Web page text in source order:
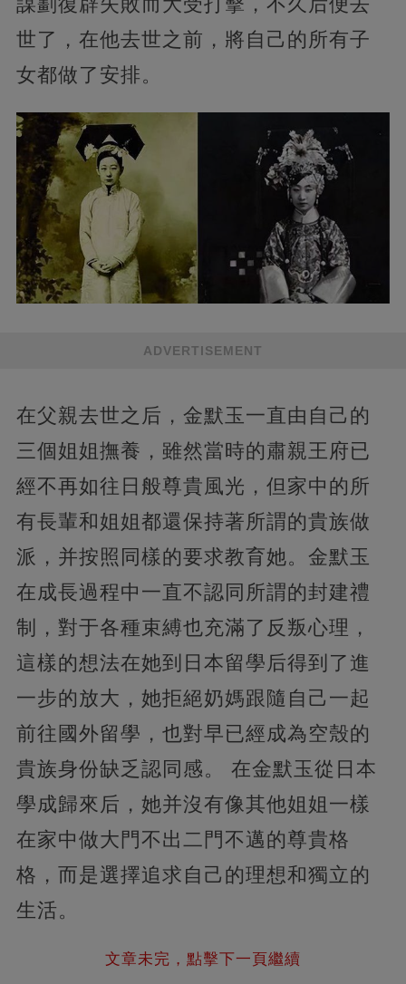
世了，在他去世之前，將自己的所有子
女都做了安排。
ADVERTISEMENT
在父親去世之后，金默玉一直由自己的
三個姐姐撫養，雖然當時的肅親王府已
經不再如往日般尊貴風光，但家中的所
有長輩和姐姐都還保持著所謂的貴族做
派，并按照同樣的要求教育她。金默玉
在成長過程中一直不認同所謂的封建禮
制，對于各種束縛也充滿了反叛心理，
這樣的想法在她到日本留學后得到了進
一步的放大，她拒絕奶媽跟隨自己一起
前往國外留學，也對早已經成為空殼的
貴族身份缺乏認同感。 在金默玉從日本
學成歸來后，她并沒有像其他姐姐一樣
在家中做大門不出二門不邁的尊貴格
格，而是選擇追求自己的理想和獨立的
生活。
文章未完，點擊下一頁繼續